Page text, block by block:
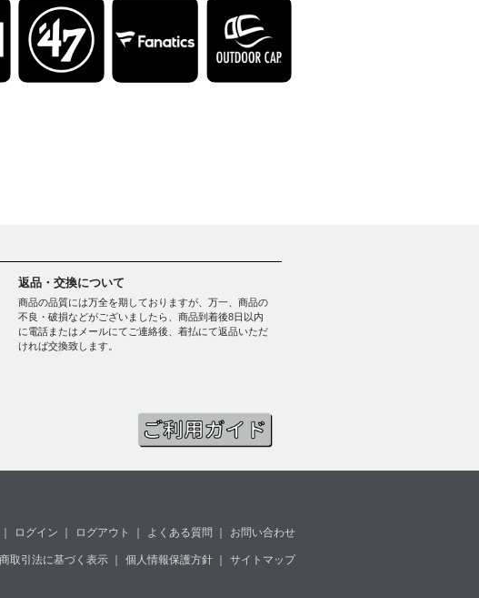
返品・交換について
商品の品質には万全を期しておりますが、万一、商品の
不良・破損などがございましたら、商品到着後8日以内
に電話またはメールにてご連絡後、着払にて返品いただ
ければ交換致します。
ログイン ログアウト よくある質問 お問い合わせ
取引法に基づく表示 個人情報保護方針 サイトマップ